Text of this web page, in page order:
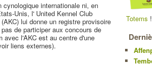
internationale ni, en
Unis, l' United Kennel Club
lui donne un registre provisoire
de participer aux concours de
avec l'AKC est au centre d'une
liens externes).
Totems !